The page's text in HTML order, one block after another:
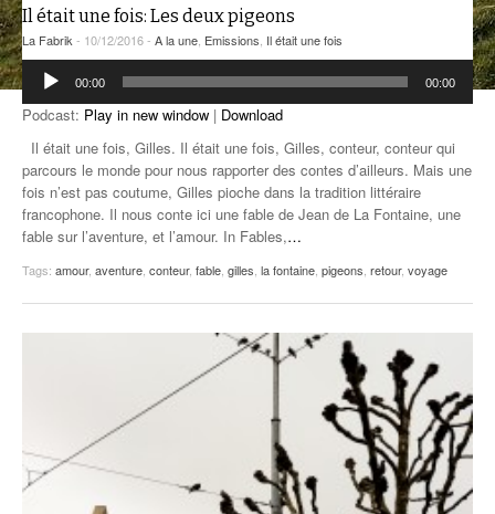
Il était une fois: Les deux pigeons
La Fabrik - 10/12/2016 - A la une Emissions Il était une fois
Lecteur
audio
00:00 00:00
Podcast: Play in new window | Download
Il était une fois, Gilles. Il était une fois, Gilles, conteur, conteur qui
parcours le monde pour nous rapporter des contes d’ailleurs. Mais une
fois n’est pas coutume, Gilles pioche dans la tradition littéraire
francophone. Il nous conte ici une fable de Jean de La Fontaine, une
fable sur l’aventure, et l’amour. In Fables,…
Tags: amour, aventure conteur, fable gilles la fontaine pigeons retour, voyage